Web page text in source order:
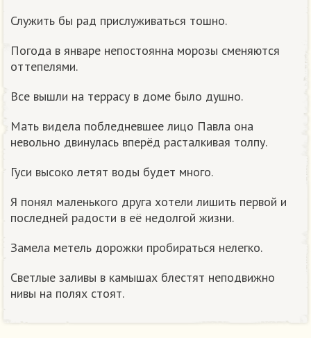
Служить бы рад прислуживаться тошно.
Погода в январе непостоянна морозы сменяются
оттепелями.
Все вышли на террасу в доме было душно.
Мать видела побледневшее лицо Павла она
невольно двинулась вперёд расталкивая толпу.
Гуси высоко летят воды будет много.
Я понял маленького друга хотели лишить первой и
последней радости в её недолгой жизни.
Замела метель дорожки пробираться нелегко.
Светлые заливы в камышах блестят неподвижно
нивы на полях стоят.